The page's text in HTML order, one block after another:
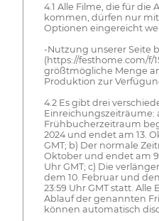
4.1 Alle Filme, die für die
kommen, dürfen nur
Optionen eingereicht
-Nutzung unserer Seite
(https://festhome.com/f/
größtmögliche Menge
Produktion zur
4.2 Es gibt drei
Einreichungszeiträume:
Frühbucherzeitraum
2024 und endet am 13.
GMT; b) Der normale
Oktober und endet am
Uhr GMT; c) Die
dem 10. Februar und
23:59 Uhr GMT statt.
Ablauf der genannten
können automatisch